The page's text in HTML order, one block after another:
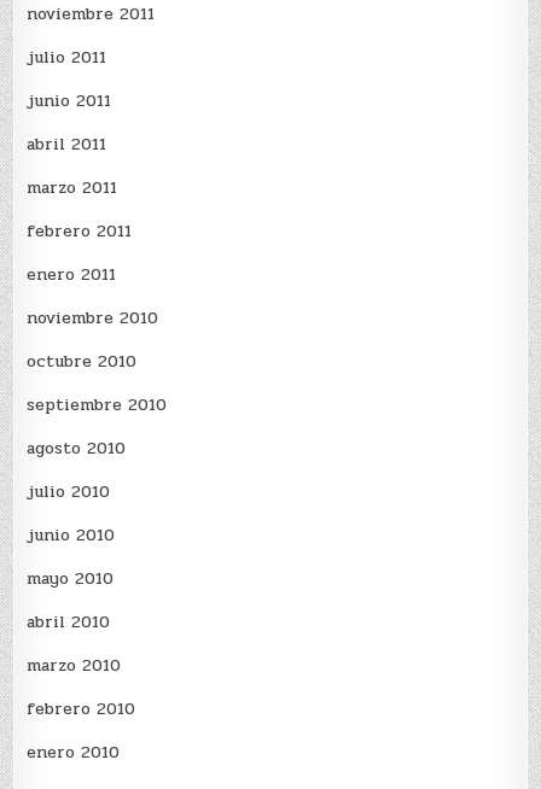
noviembre 2011
julio 2011
junio 2011
abril 2011
marzo 2011
febrero 2011
enero 2011
noviembre 2010
octubre 2010
septiembre 2010
agosto 2010
julio 2010
junio 2010
mayo 2010
abril 2010
marzo 2010
febrero 2010
enero 2010